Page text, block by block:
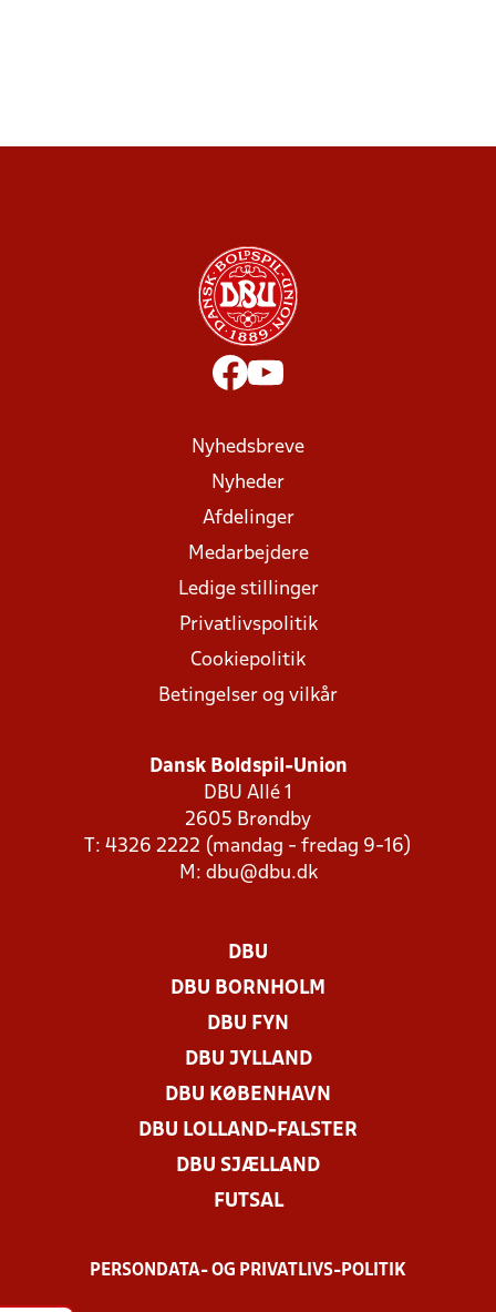
Nyhedsbreve
Nyheder
Afdelinger
Medarbejdere
Ledige stillinger
Privatlivspolitik
Cookiepolitik
Betingelser og vilkår
Dansk Boldspil-Union
DBU Allé 1
2605 Brøndby
T: 4326 2222 (mandag - fredag 9-16)
M: dbu@dbu.dk
DBU
DBU BORNHOLM
DBU FYN
DBU JYLLAND
DBU KØBENHAVN
DBU LOLLAND-FALSTER
DBU SJÆLLAND
FUTSAL
PERSONDATA- OG PRIVATLIVS-POLITIK